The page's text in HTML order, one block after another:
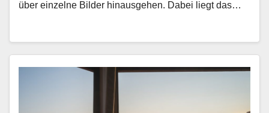
über einzelne Bilder hin­aus­ge­hen. Dabei liegt das…